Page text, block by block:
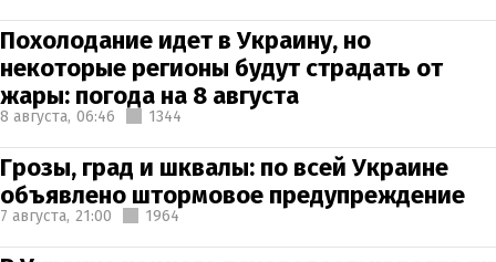
Похолодание идет в Украину, но
некоторые регионы будут страдать от
жары: погода на 8 августа
8 августа, 06:46 1344
Грозы, град и шквалы: по всей Украине
объявлено штормовое предупреждение
7 августа, 21:00 1964